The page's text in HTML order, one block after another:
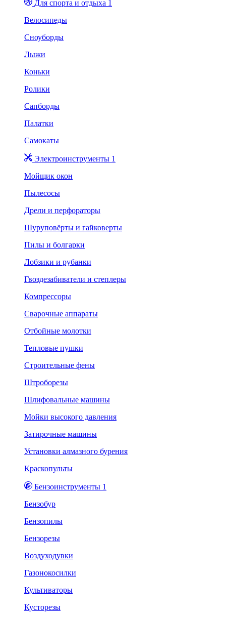
Для спорта и отдыха 1
Велосипеды
Сноуборды
Лыжи
Коньки
Ролики
Сапборды
Палатки
Самокаты
Электроинструменты 1
Мойщик окон
Пылесосы
Дрели и перфораторы
Шуруповёрты и гайковерты
Пилы и болгарки
Лобзики и рубанки
Гвоздезабиватели и степлеры
Компрессоры
Сварочные аппараты
Отбойные молотки
Тепловые пушки
Строительные фены
Штроборезы
Шлифовальные машины
Мойки высокого давления
Затирочные машины
Установки алмазного бурения
Краскопульты
Бензоинструменты 1
Бензобур
Бензопилы
Бензорезы
Воздуходувки
Газонокосилки
Культиваторы
Кусторезы